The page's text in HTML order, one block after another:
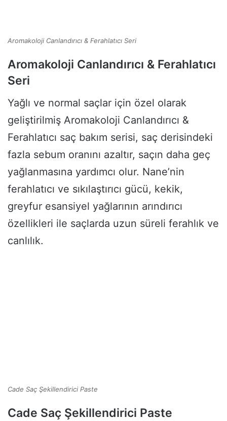
Aromakoloji Canlandırıcı & Ferahlatıcı Seri
Aromakoloji Canlandırıcı & Ferahlatıcı
Seri
Yağlı ve normal saçlar için özel olarak
geliştirilmiş Aromakoloji Canlandırıcı &
Ferahlatıcı saç bakım serisi, saç derisindeki
fazla sebum oranını azaltır, saçın daha geç
yağlanmasına yardımcı olur. Nane’nin
ferahlatıcı ve sıkılaştırıcı gücü, kekik,
greyfur esansiyel yağlarının arındırıcı
özellikleri ile saçlarda uzun süreli ferahlık ve
canlılık.
Cade Saç Şekillendirici Paste
Cade Saç Şekillendirici Paste